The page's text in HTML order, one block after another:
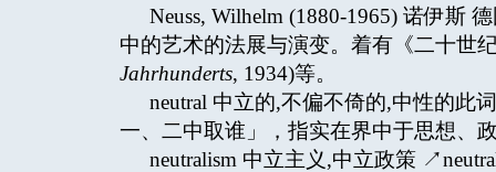
Neuss, Wilhelm (1880-1965) 诺伊斯
中的艺术的法展与演变。着有《二十世
Jahrhunderts, 1934)等。
neutral 中立的,不偏不倚的,中性的此
一、二中取谁」，指实在界中于思想、
neutralism 中立主义,中立政策